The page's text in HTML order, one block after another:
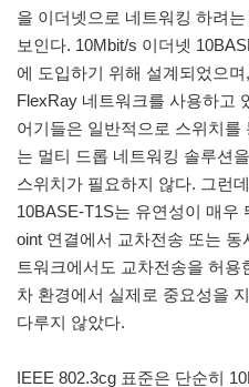
을 이더넷으로 네트워킹 하려
보인다. 10Mbit/s 이더넷
에 도입하기 위해 설계되었으
FlexRay 네트워크를 사용하고
어기들은 일반적으로 스위치
는 멀티 드롭 네트워킹 솔루션
스위치가 필요하지 않다. 그런
10BASE-T1S는 유연성이 매우
oint 연결에서 교차전송 또는
트워크에서도 교차전송을 허
차 환경에서 실제로 중요성을
다루지 않았다.
IEEE 802.3cg 표준은 단순히